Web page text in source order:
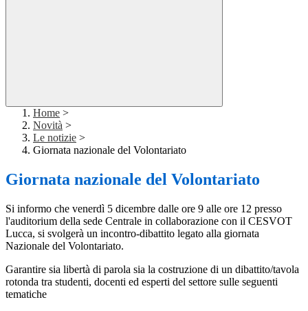
Home >
Novità >
Le notizie >
Giornata nazionale del Volontariato
Giornata nazionale del Volontariato
Si informo che venerdì 5 dicembre dalle ore 9 alle ore 12 presso
l'auditorium della sede Centrale in collaborazione con il CESVOT
Lucca, si svolgerà un incontro-dibattito legato alla giornata
Nazionale del Volontariato.
Garantire sia libertà di parola sia la costruzione di un dibattito/tavola
rotonda tra studenti, docenti ed esperti del settore sulle seguenti
tematiche